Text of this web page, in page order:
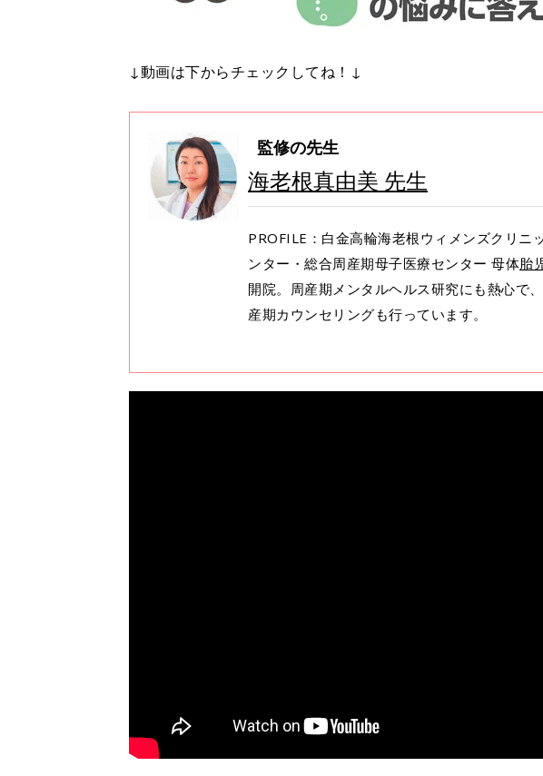
↓動画は下からチェックしてね！↓
監修の先生
海老根真由美 先生
PROFILE：白金高輪海老根ウィメンズクリニ
ンター・総合周産期母子医療センター 母体胎
開院。周産期メンタルヘルス研究にも熱心で
産期カウンセリングも行っています。